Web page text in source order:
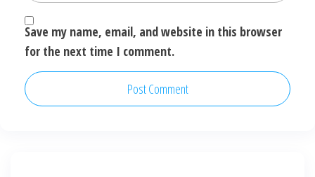
Save my name, email, and website in this browser
for the next time I comment.